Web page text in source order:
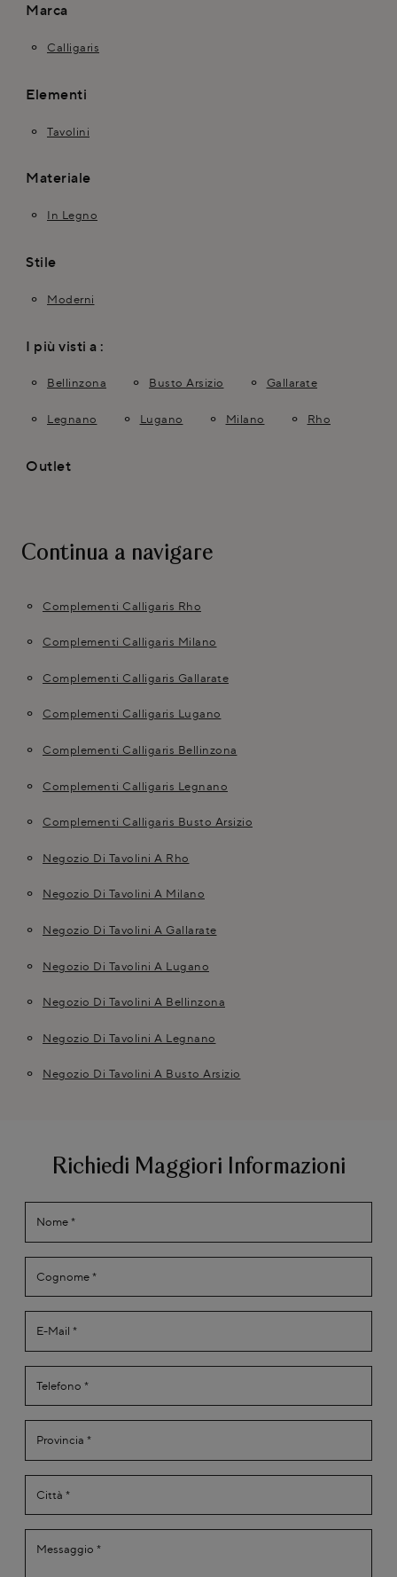
Marca
Calligaris
Elementi
Tavolini
Materiale
In Legno
Stile
Moderni
I più visti a :
Bellinzona Busto Arsizio Gallarate
Legnano Lugano Milano Rho
Outlet
Continua a navigare
Complementi Calligaris Rho
Complementi Calligaris Milano
Complementi Calligaris Gallarate
Complementi Calligaris Lugano
Complementi Calligaris Bellinzona
Complementi Calligaris Legnano
Complementi Calligaris Busto Arsizio
Negozio Di Tavolini A Rho
Negozio Di Tavolini A Milano
Negozio Di Tavolini A Gallarate
Negozio Di Tavolini A Lugano
Negozio Di Tavolini A Bellinzona
Negozio Di Tavolini A Legnano
Negozio Di Tavolini A Busto Arsizio
Richiedi Maggiori Informazioni